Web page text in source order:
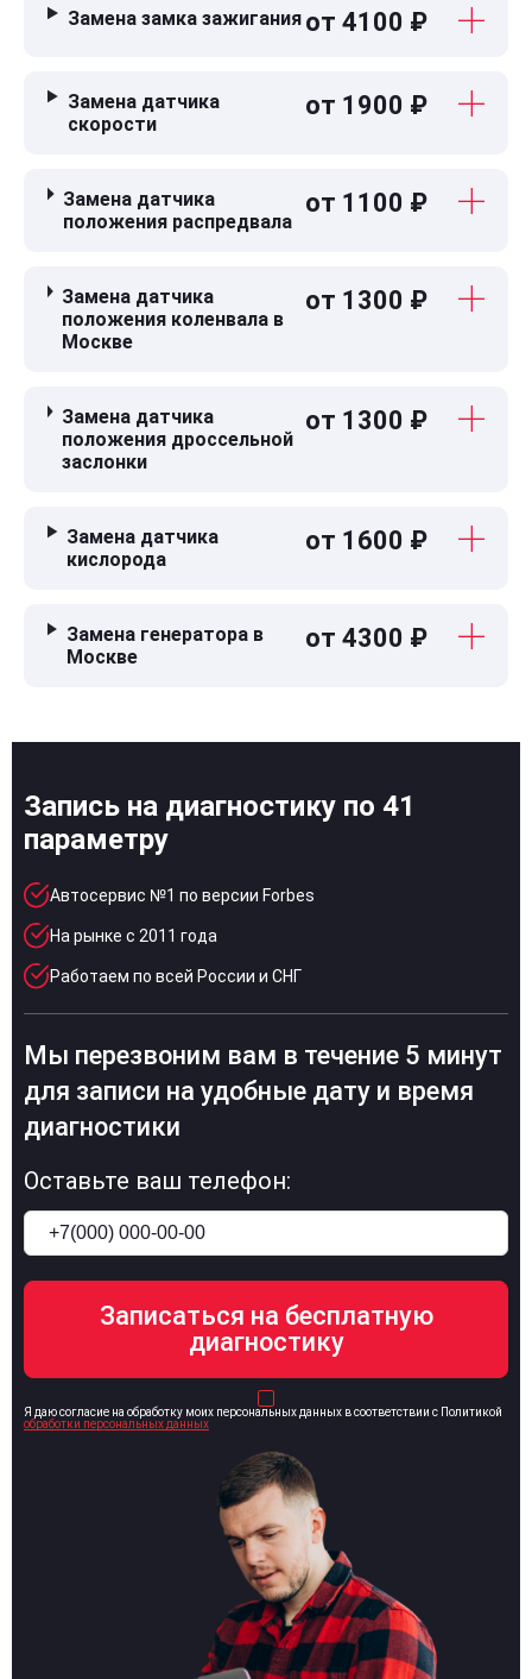
Замена замка зажигания от 4100 ₽
Замена датчика
скорости
от 1900 ₽
Замена датчика
положения распредвала
от 1100 ₽
Замена датчика
положения коленвала в
Москве
от 1300 ₽
Замена датчика
положения дроссельной
заслонки
от 1300 ₽
Замена датчика
кислорода
от 1600 ₽
Замена генератора в
Москве
от 4300 ₽
Запись на диагностику по 41
параметру
Автосервис №1 по версии Forbes
На рынке с 2011 года
Работаем по всей России и СНГ
Мы перезвоним вам в течение 5 минут
для записи на удобные дату и время
диагностики
Оставьте ваш телефон:
Я даю согласие на обработку моих персональных данных в соответствии с Политикой
обработки персональных данных